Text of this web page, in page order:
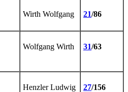
Wirth Wolfgang 21/86
Wolfgang Wirth 31/63
Henzler Ludwig 27/156